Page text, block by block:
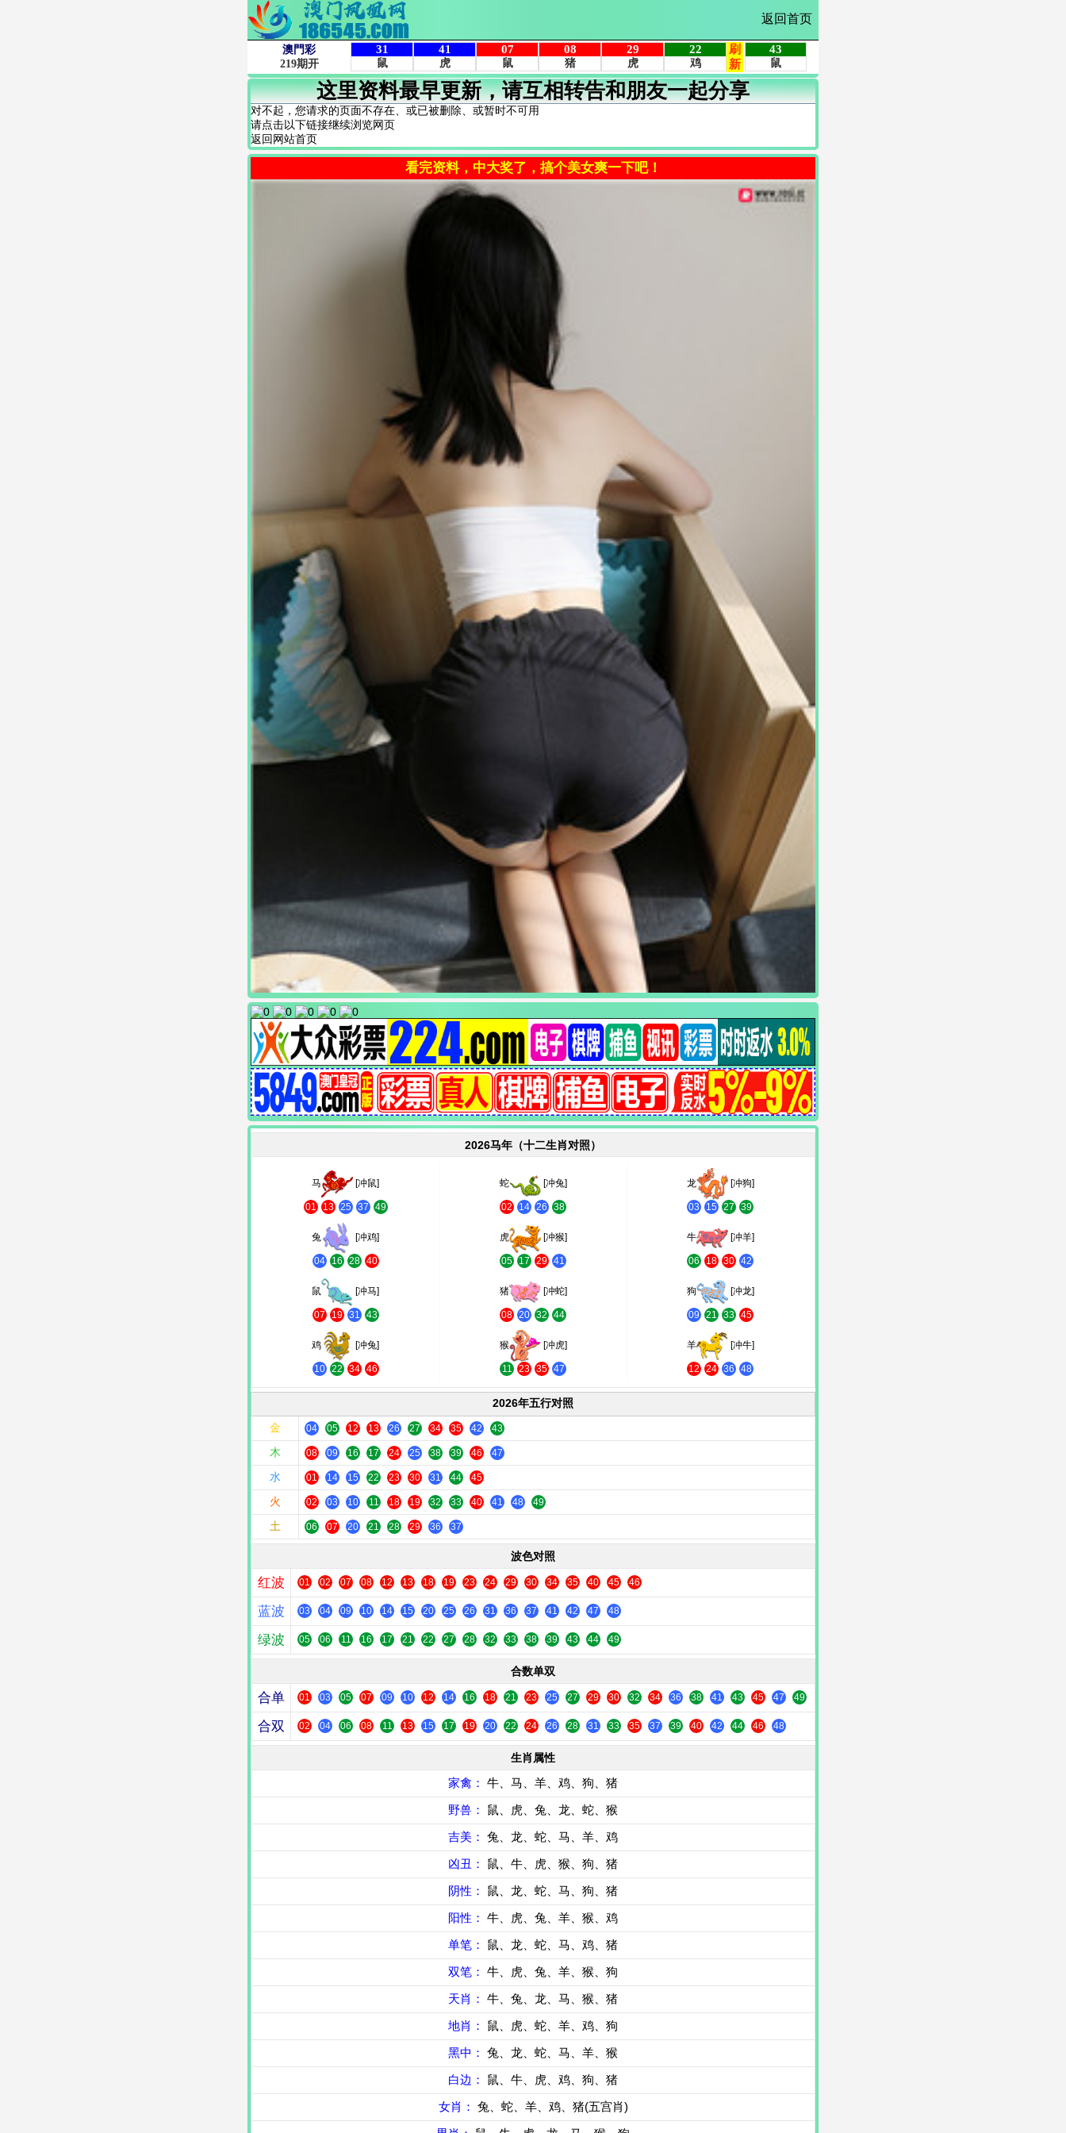
返回首页
这里资料最早更新，请互相转告和朋友一起分享
对不起，您请求的页面不存在、或已被删除、或暂时不可用
请点击以下链接继续浏览网页
返回网站首页
看完资料，中大奖了，搞个美女爽一下吧！
2026马年（十二生肖对照）
马 [冲鼠]
01 13 25 37 49
蛇 [冲兔]
02 14 26 38
龙 [冲狗]
03 15 27 39
兔 [冲鸡]
04 16 28 40
虎 [冲猴]
05 17 29 41
牛 [冲羊]
06 18 30 42
鼠 [冲马]
07 19 31 43
猪 [冲蛇]
08 20 32 44
狗 [冲龙]
09 21 33 45
鸡 [冲兔]
10 22 34 46
猴 [冲虎]
11 23 35 47
羊 [冲牛]
12 24 36 48
2026年五行对照
金
04 05 12 13 26 27 34 35 42 43
木 08 09 16 17 24 25 38 39 46 47
水 01 14 15 22 23 30 31 44 45
火 02 03 10 11 18 19 32 33 40 41 48 49
土 06 07 20 21 28 29 36 37
波色对照
红波 01 02 07 08 12 13 18 19 23 24 29 30 34 35 40 45 46
蓝波 03 04 09 10 14 15 20 25 26 31 36 37 41 42 47 48
绿波 05 06 11 16 17 21 22 27 28 32 33 38 39 43 44 49
合数单双
合单 01 03 05 07 09 10 12 14 16 18 21 23 25 27 29 30 32 34 36 38 41 43 45 47 49
合双 02 04 06 08 11 13 15 17 19 20 22 24 26 28 31 33 35 37 39 40 42 44 46 48
生肖属性
家禽： 牛、马、羊、鸡、狗、猪
野兽： 鼠、虎、兔、龙、蛇、猴
吉美： 兔、龙、蛇、马、羊、鸡
凶丑： 鼠、牛、虎、猴、狗、猪
阴性： 鼠、龙、蛇、马、狗、猪
阳性： 牛、虎、兔、羊、猴、鸡
单笔： 鼠、龙、蛇、马、鸡、猪
双笔： 牛、虎、兔、羊、猴、狗
天肖： 牛、兔、龙、马、猴、猪
地肖： 鼠、虎、蛇、羊、鸡、狗
黑中： 兔、龙、蛇、马、羊、猴
白边： 鼠、牛、虎、鸡、狗、猪
女肖： 兔、蛇、羊、鸡、猪(五宫肖)